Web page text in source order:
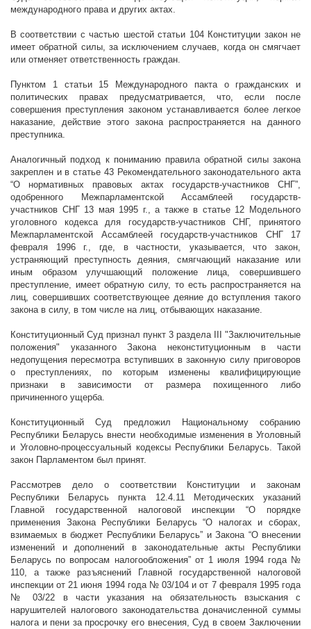
международного права и других актах.
В соответствии с частью шестой статьи 104 Конституции закон не
имеет обратной силы, за исключением случаев, когда он смягчает
или отменяет ответственность граждан.
Пунктом 1 статьи 15 Международного пакта о гражданских и
политических правах предусматривается, что, если после
совершения преступления законом устанавливается более легкое
наказание, действие этого закона распространяется на данного
преступника.
Аналогичный подход к пониманию правила обратной силы закона
закреплен и в статье 43 Рекомендательного законодательного акта
“О нормативных правовых актах государств-участников СНГ”,
одобренного Межпарламентской Ассамблеей государств-
участников СНГ 13 мая 1995 г., а также в статье 12 Модельного
уголовного кодекса для государств-участников СНГ, принятого
Межпарламентской Ассамблеей государств-участников СНГ 17
февраля 1996 г., где, в частности, указывается, что закон,
устраняющий преступность деяния, смягчающий наказание или
иным образом улучшающий положение лица, совершившего
преступление, имеет обратную силу, то есть распространяется на
лиц, совершивших соответствующее деяние до вступления такого
закона в силу, в том числе на лиц, отбывающих наказание.
Конституционный Суд признал пункт 3 раздела III "Заключительные
положения" указанного Закона неконституционным в части
недопущения пересмотра вступивших в законную силу приговоров
о преступлениях, по которым изменены квалифицирующие
признаки в зависимости от размера похищенного либо
причиненного ущерба.
Конституционный Суд предложил Национальному собранию
Республики Беларусь внести необходимые изменения в Уголовный
и Уголовно-процессуальный кодексы Республики Беларусь. Такой
закон Парламентом был принят.
Рассмотрев дело о соответствии Конституции и законам
Республики Беларусь пункта 12.4.11 Методических указаний
Главной государственной налоговой инспекции “О порядке
применения Закона Республики Беларусь “О налогах и сборах,
взимаемых в бюджет Республики Беларусь” и Закона “О внесении
изменений и дополнений в законодательные акты Республики
Беларусь по вопросам налогообложения” от 1 июля 1994 года №
110, а также разъяснений Главной государственной налоговой
инспекции от 21 июня 1994 года № 03/104 и от 7 февраля 1995 года
№ 03/22 в части указания на обязательность взыскания с
нарушителей налогового законодательства доначисленной суммы
налога и пени за просрочку его внесения, Суд в своем Заключении